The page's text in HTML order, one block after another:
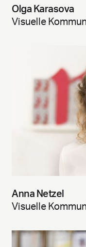
Olga Karasova
Visuelle
Anna Netzel
Visuelle